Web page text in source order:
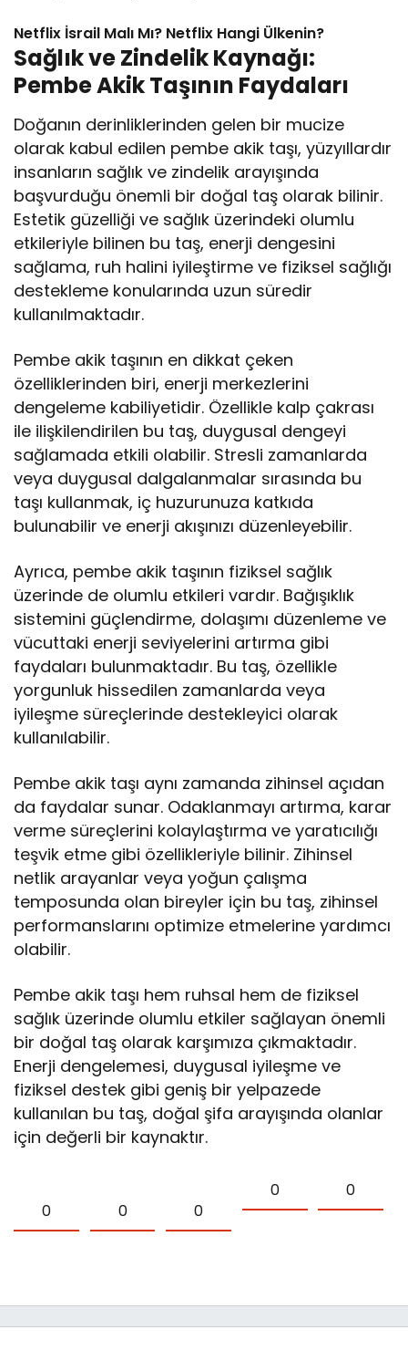
Netflix İsrail Malı Mı? Netflix Hangi Ülkenin?
Sağlık ve Zindelik Kaynağı:
Pembe Akik Taşının Faydaları
Doğanın derinliklerinden gelen bir mucize
olarak kabul edilen pembe akik taşı, yüzyıllardır
insanların sağlık ve zindelik arayışında
başvurduğu önemli bir doğal taş olarak bilinir.
Estetik güzelliği ve sağlık üzerindeki olumlu
etkileriyle bilinen bu taş, enerji dengesini
sağlama, ruh halini iyileştirme ve fiziksel sağlığı
destekleme konularında uzun süredir
kullanılmaktadır.
Pembe akik taşının en dikkat çeken
özelliklerinden biri, enerji merkezlerini
dengeleme kabiliyetidir. Özellikle kalp çakrası
ile ilişkilendirilen bu taş, duygusal dengeyi
sağlamada etkili olabilir. Stresli zamanlarda
veya duygusal dalgalanmalar sırasında bu
taşı kullanmak, iç huzurunuza katkıda
bulunabilir ve enerji akışınızı düzenleyebilir.
Ayrıca, pembe akik taşının fiziksel sağlık
üzerinde de olumlu etkileri vardır. Bağışıklık
sistemini güçlendirme, dolaşımı düzenleme ve
vücuttaki enerji seviyelerini artırma gibi
faydaları bulunmaktadır. Bu taş, özellikle
yorgunluk hissedilen zamanlarda veya
iyileşme süreçlerinde destekleyici olarak
kullanılabilir.
Pembe akik taşı aynı zamanda zihinsel açıdan
da faydalar sunar. Odaklanmayı artırma, karar
verme süreçlerini kolaylaştırma ve yaratıcılığı
teşvik etme gibi özellikleriyle bilinir. Zihinsel
netlik arayanlar veya yoğun çalışma
temposunda olan bireyler için bu taş, zihinsel
performanslarını optimize etmelerine yardımcı
olabilir.
Pembe akik taşı hem ruhsal hem de fiziksel
sağlık üzerinde olumlu etkiler sağlayan önemli
bir doğal taş olarak karşımıza çıkmaktadır.
Enerji dengelemesi, duygusal iyileşme ve
fiziksel destek gibi geniş bir yelpazede
kullanılan bu taş, doğal şifa arayışında olanlar
için değerli bir kaynaktır.
0 0 0
0 0